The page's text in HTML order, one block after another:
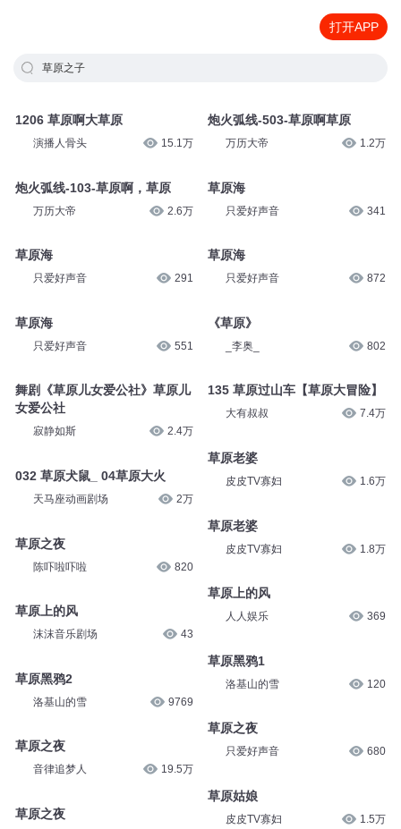
打开APP
草原之子
1206 草原啊大草原
演播人骨头 15.1万
炮火弧线-103-草原啊，草原
万历大帝 2.6万
草原海
只爱好声音 291
草原海
只爱好声音 551
舞剧《草原儿女爱公社》草原儿
女爱公社
寂静如斯 2.4万
032 草原犬鼠_ 04草原大火
天马座动画剧场 2万
草原之夜
陈吓啦吓啦 820
草原上的风
沫沫音乐剧场 43
草原黑鸦2
洛基山的雪 9769
草原之夜
音律追梦人 19.5万
草原之夜
炮火弧线-503-草原啊草原
万历大帝 1.2万
草原海
只爱好声音 341
草原海
只爱好声音 872
《草原》
_李奥_ 802
135 草原过山车【草原大冒险】
大有叔叔 7.4万
草原老婆
皮皮TV寡妇 1.6万
草原老婆
皮皮TV寡妇 1.8万
草原上的风
人人娱乐 369
草原黑鸦1
洛基山的雪 120
草原之夜
只爱好声音 680
草原姑娘
皮皮TV寡妇 1.5万